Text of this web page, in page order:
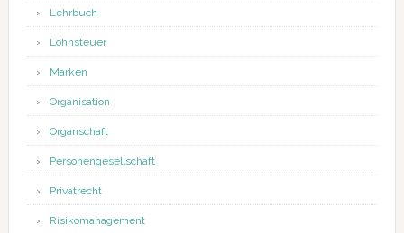
Lehrbuch
Lohnsteuer
Marken
Organisation
Organschaft
Personengesellschaft
Privatrecht
Risikomanagement